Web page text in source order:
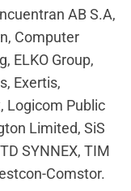
AB S.A,
Computer
ELKO Group,
Exertis,
Logicom Public
Limited, SiS
SYNNEX, TIM
Comstor.